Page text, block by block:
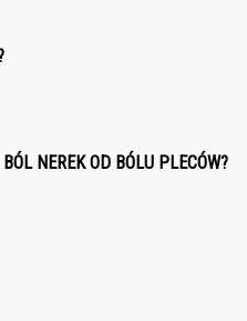
NEREK OD BÓLU PLECÓW?